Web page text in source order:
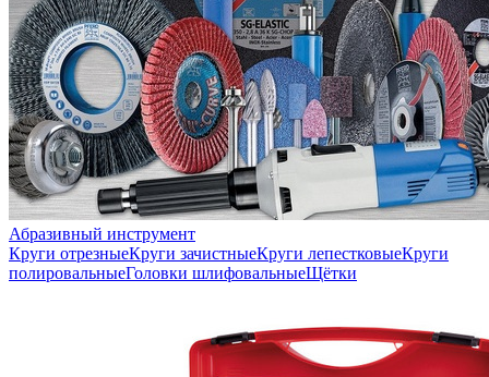
Абразивный инструмент
Круги отрезныеКруги зачистныеКруги лепестковыеКруги
полировальныеГоловки шлифовальныеЩётки